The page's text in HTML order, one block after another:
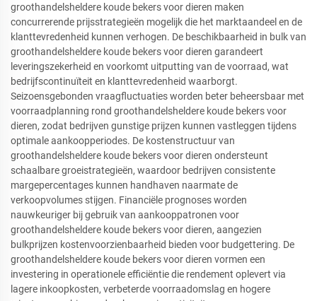
groothandelsheldere koude bekers voor dieren maken
concurrerende prijsstrategieën mogelijk die het marktaandeel en de
klanttevredenheid kunnen verhogen. De beschikbaarheid in bulk van
groothandelsheldere koude bekers voor dieren garandeert
leveringszekerheid en voorkomt uitputting van de voorraad, wat
bedrijfscontinuïteit en klanttevredenheid waarborgt.
Seizoensgebonden vraagfluctuaties worden beter beheersbaar met
voorraadplanning rond groothandelsheldere koude bekers voor
dieren, zodat bedrijven gunstige prijzen kunnen vastleggen tijdens
optimale aankoopperiodes. De kostenstructuur van
groothandelsheldere koude bekers voor dieren ondersteunt
schaalbare groeistrategieën, waardoor bedrijven consistente
margepercentages kunnen handhaven naarmate de
verkoopvolumes stijgen. Financiële prognoses worden
nauwkeuriger bij gebruik van aankooppatronen voor
groothandelsheldere koude bekers voor dieren, aangezien
bulkprijzen kostenvoorzienbaarheid bieden voor budgettering. De
groothandelsheldere koude bekers voor dieren vormen een
investering in operationele efficiëntie die rendement oplevert via
lagere inkoopkosten, verbeterde voorraadomslag en hogere